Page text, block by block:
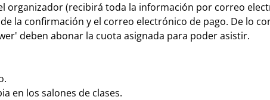
organizador (recibirá toda la información por correo
la confirmación y el correo electrónico de pago. De lo
deben abonar la cuota asignada para poder asistir.
en los salones de clases.